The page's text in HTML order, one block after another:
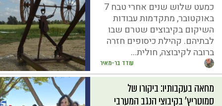
עודד בר-מאיר
כמעט שלוש שנים אחרי טבח 7
באוקטובר, מתקדמות עבודות
השיקום בקיבוצים שטרם שבו
לבתיהם. קהילת כיסופים חזרה
ברובה לקיבוצה, חולית...
מחאה בעקבותיו: ביקורו של
סמוטריץ' בקיבוצי הנגב המערבי